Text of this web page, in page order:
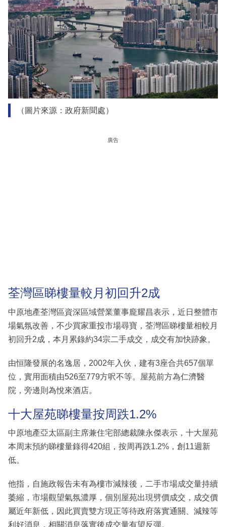
（圖片來源：政府新聞處）
廣告
荃灣區睇樓量較月初回升2成
中原地產荃灣區資深區域營業董事龐耀昌表示，近日整體市
場氣氛改善，不少買家重投市場尋寶，荃灣區睇樓量相較月
初回升2成，本月累錄約34宗二手成交，成交有加快跡象。
由恒隆發展的名逸居，2002年入伙，建有3座合共657個單
位，實用面積由526至779方呎不等。屋苑前方為仁濟醫
院，旁邊則為悅來酒店。
十大屋苑睇樓量按周跌1.2%
中原地產亞太區副主席兼住宅部總裁陳永傑表示，十大屋苑
本周末預約睇樓量錄得420組，按周再跌1.2%，創11週新
低。
他指，自施政報告未有為樓市減辣後，二手市場成交量持續
萎縮，市場觀望氣氛濃厚，個別屋苑出現劈價成交，成交價
屬近年新低，因此買賣雙方現正等待政府落實通關、減辣等
利好消息，相關消息落實後成交量有望反彈。